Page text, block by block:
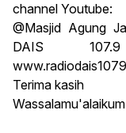
channel Youtube:
@Masjid Agung
DAIS 107.9
Terima kasih